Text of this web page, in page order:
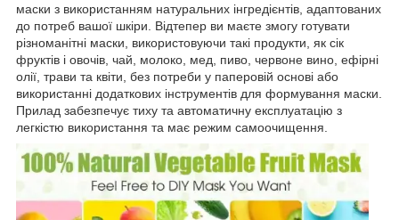
маски з використанням натуральних інгредієнтів, адаптованих
до потреб вашої шкіри. Відтепер ви маєте змогу готувати
різноманітні маски, використовуючи такі продукти, як сік
фруктів і овочів, чай, молоко, мед, пиво, червоне вино, ефірні
олії, трави та квіти, без потреби у паперовій основі або
використанні додаткових інструментів для формування маски.
Прилад забезпечує тиху та автоматичну експлуатацію з
легкістю використання та має режим самоочищення.